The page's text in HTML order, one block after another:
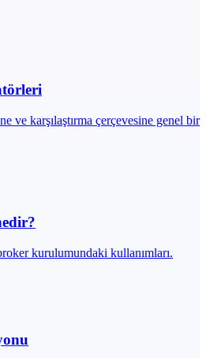
ve karşılaştırma çerçevesine genel bir
kurulumundaki kullanımları.